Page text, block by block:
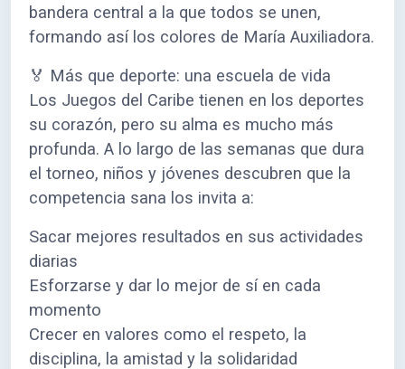
bandera central a la que todos se unen,
formando así los colores de María Auxiliadora.
🏅 Más que deporte: una escuela de vida
Los Juegos del Caribe tienen en los deportes
su corazón, pero su alma es mucho más
profunda. A lo largo de las semanas que dura
el torneo, niños y jóvenes descubren que la
competencia sana los invita a:
Sacar mejores resultados en sus actividades
diarias
Esforzarse y dar lo mejor de sí en cada
momento
Crecer en valores como el respeto, la
disciplina, la amistad y la solidaridad